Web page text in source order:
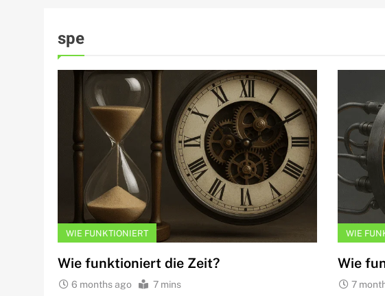
spe
WIE FUNKTIONIERT
Wie funktioniert die Zeit?
6 months ago 7 mins
WIE
Wie
7